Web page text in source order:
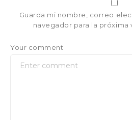
Guarda mi nombre, correo
navegador para la próxima
Your comment